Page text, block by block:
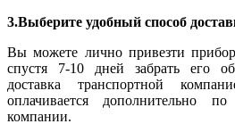
3.Выберите удобный способ
Вы можете лично привезти
спустя 7-10 дней забрать его
доставка транспортной
оплачивается дополнительно
компании.